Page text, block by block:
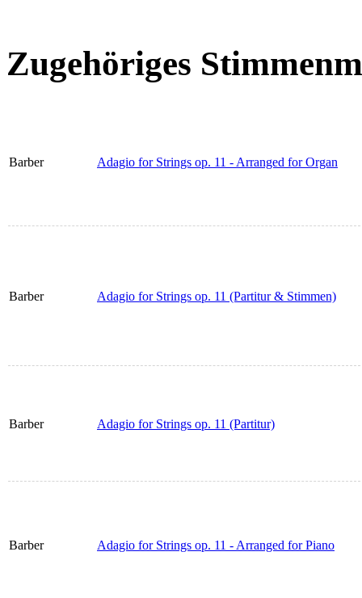
Zugehöriges
Barber Adagio for Strings op. 11 - Arranged for Organ
Barber Adagio for Strings op. 11 (Partitur & Stimmen)
Barber Adagio for Strings op. 11 (Partitur)
Barber Adagio for Strings op. 11 - Arranged for Piano